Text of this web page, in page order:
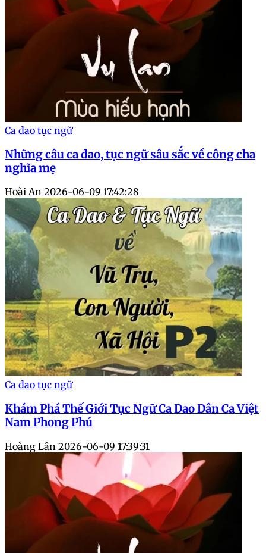
Ca dao tục ngữ
Những câu ca dao, tục ngữ sâu sắc về công cha
nghĩa mẹ
Hoài An 2026-06-09 17:42:28
Ca dao tục ngữ
Khám Phá Thế Giới Tục Ngữ Ca Dao Dân Ca Việt
Nam Phong Phú
Hoàng Lân 2026-06-09 17:39:31